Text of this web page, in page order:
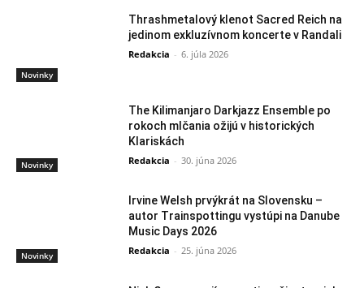
Novinky
Thrashmetalový klenot Sacred Reich na
jedinom exkluzívnom koncerte v Randali
Redakcia - 6. júla 2026
Novinky
The Kilimanjaro Darkjazz Ensemble po
rokoch mlčania ožijú v historických
Klariskách
Redakcia - 30. júna 2026
Novinky
Irvine Welsh prvýkrát na Slovensku –
autor Trainspottingu vystúpi na Danube
Music Days 2026
Redakcia - 25. júna 2026